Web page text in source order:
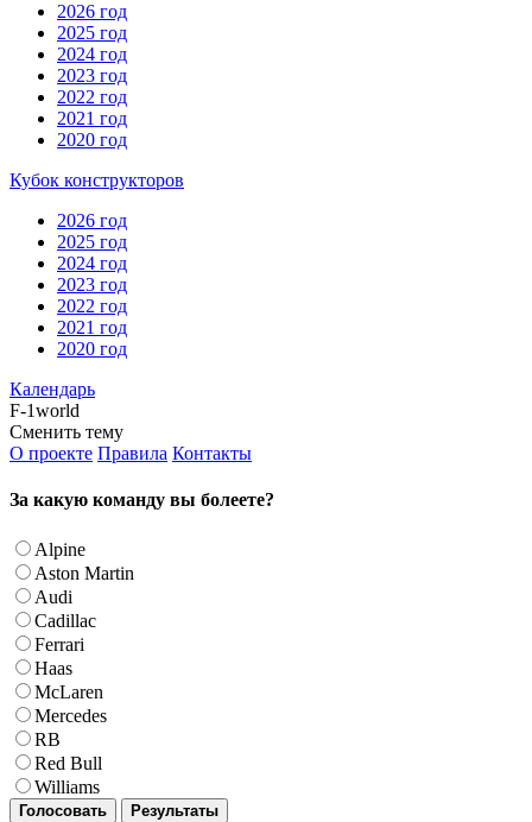
2026 год
2025 год
2024 год
2023 год
2022 год
2021 год
2020 год
Кубок конструкторов
2026 год
2025 год
2024 год
2023 год
2022 год
2021 год
2020 год
Календарь
F-1world
Сменить тему
О проекте Правила Контакты
За какую команду вы болеете?
Alpine
Aston Martin
Audi
Cadillac
Ferrari
Haas
McLaren
Mercedes
RB
Red Bull
Williams
Голосовать Результаты